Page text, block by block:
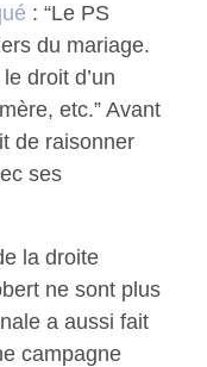
: “Le PS
du mariage.
droit d’un
etc.” Avant
de raisonner
ses
la droite
ne sont plus
a aussi fait
campagne